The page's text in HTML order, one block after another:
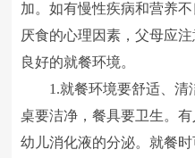
加。如有慢性疾病和营养
厌食的心理因素，父母应
良好的就餐环境。
1.就餐环境要舒适、清
桌要洁净，餐具要卫生。
幼儿消化液的分泌。就餐